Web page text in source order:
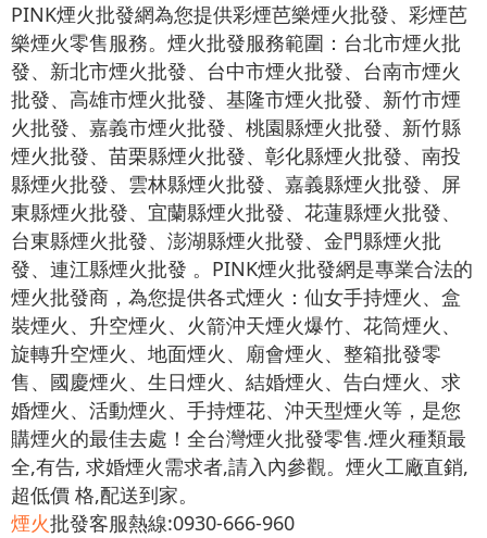
PINK煙火批發網為您提供彩煙芭樂煙火批發、彩煙芭
樂煙火零售服務。煙火批發服務範圍：台北市煙火批
發、新北市煙火批發、台中市煙火批發、台南市煙火
批發、高雄市煙火批發、基隆市煙火批發、新竹市煙
火批發、嘉義市煙火批發、桃園縣煙火批發、新竹縣
煙火批發、苗栗縣煙火批發、彰化縣煙火批發、南投
縣煙火批發、雲林縣煙火批發、嘉義縣煙火批發、屏
東縣煙火批發、宜蘭縣煙火批發、花蓮縣煙火批發、
台東縣煙火批發、澎湖縣煙火批發、金門縣煙火批
發、連江縣煙火批發 。PINK煙火批發網是專業合法的
煙火批發商，為您提供各式煙火：仙女手持煙火、盒
裝煙火、升空煙火、火箭沖天煙火爆竹、花筒煙火、
旋轉升空煙火、地面煙火、廟會煙火、整箱批發零
售、國慶煙火、生日煙火、結婚煙火、告白煙火、求
婚煙火、活動煙火、手持煙花、沖天型煙火等，是您
購煙火的最佳去處！全台灣煙火批發零售.煙火種類最
全,有告, 求婚煙火需求者,請入內參觀。煙火工廠直銷,
超低價 格,配送到家。
煙火批發客服熱線:0930-666-960